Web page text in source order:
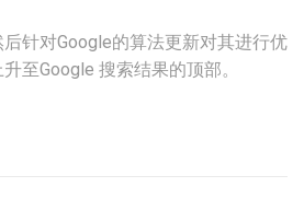
针对Google的算法更新对其进行优
至Google 搜索结果的顶部。